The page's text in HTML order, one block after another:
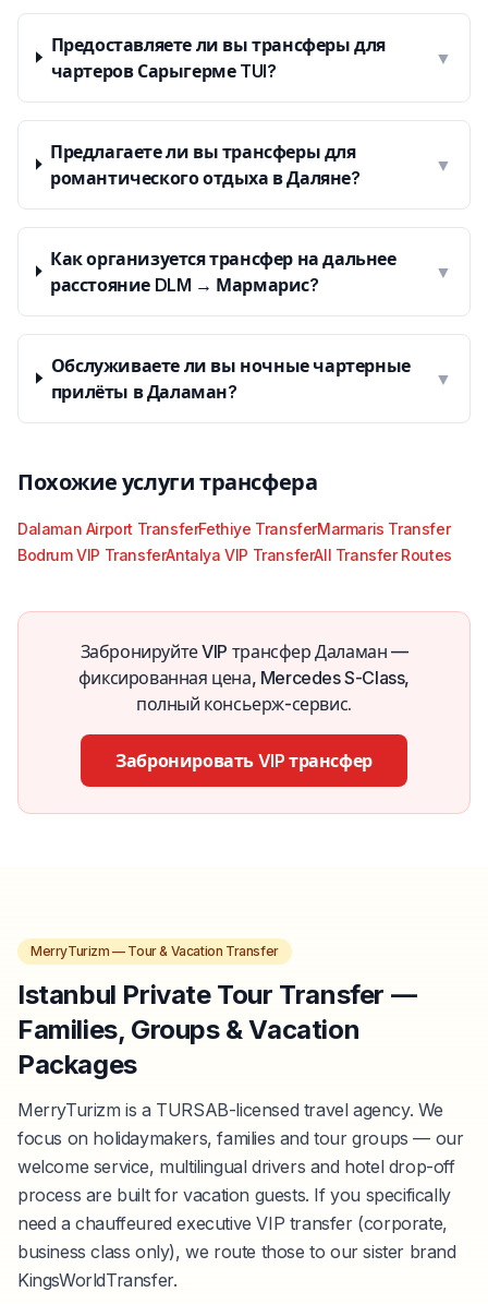
Предоставляете ли вы трансферы для
чартеров Сарыгерме TUI?
▼
Предлагаете ли вы трансферы для
романтического отдыха в Даляне?
▼
Как организуется трансфер на дальнее
расстояние DLM → Мармарис?
▼
Обслуживаете ли вы ночные чартерные
прилёты в Даламан?
▼
Похожие услуги трансфера
Dalaman Airport TransferFethiye TransferMarmaris Transfer
Bodrum VIP TransferAntalya VIP TransferAll Transfer Routes
Забронируйте VIP трансфер Даламан —
фиксированная цена, Mercedes S-Class,
полный консьерж-сервис.
Забронировать VIP трансфер
MerryTurizm — Tour & Vacation Transfer
Istanbul Private Tour Transfer —
Families, Groups & Vacation
Packages
MerryTurizm is a TURSAB-licensed travel agency. We
focus on holidaymakers, families and tour groups — our
welcome service, multilingual drivers and hotel drop-off
process are built for vacation guests. If you specifically
need a chauffeured executive VIP transfer (corporate,
business class only), we route those to our sister brand
KingsWorldTransfer.